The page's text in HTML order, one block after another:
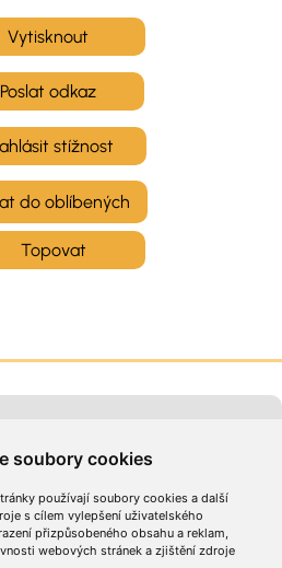
soubory cookies
používají soubory cookies a další
s cílem vylepšení uživatelského
přizpůsobeného obsahu a reklam,
webových stránek a zjištění zdroje
Vytisknout
Poslat odkaz
stížnost
Topovat
na provozovatele